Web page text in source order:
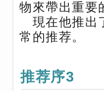
物來帶出重要
現在他推出
常的推荐。
推荐序3